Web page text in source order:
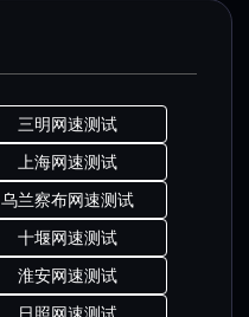
三明网速测试
上海网速测试
乌兰察布网速测试
十堰网速测试
淮安网速测试